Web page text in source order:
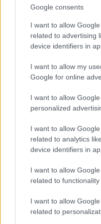
Google consents
I want to allow
related to advertising
device identifiers in
I want to allow my
Google for online
I want to allow
personalized
I want to allow
related to analytics
device identifiers in
I want to allow
related to
I want to allow
related to
rámutat, hogy nőnek
dolgozó férfi
kapitalizmusba
Hillary Clintonnak).
"a feminista
reprodukcióra képes
irányuló mozgalom"
Hogy milyen
testnek, az politikai
"reprodukcióra képes,"
megtagadására is.
"ma a rendszer kelet-
szűkülő strukturális
reprodukcióra képes